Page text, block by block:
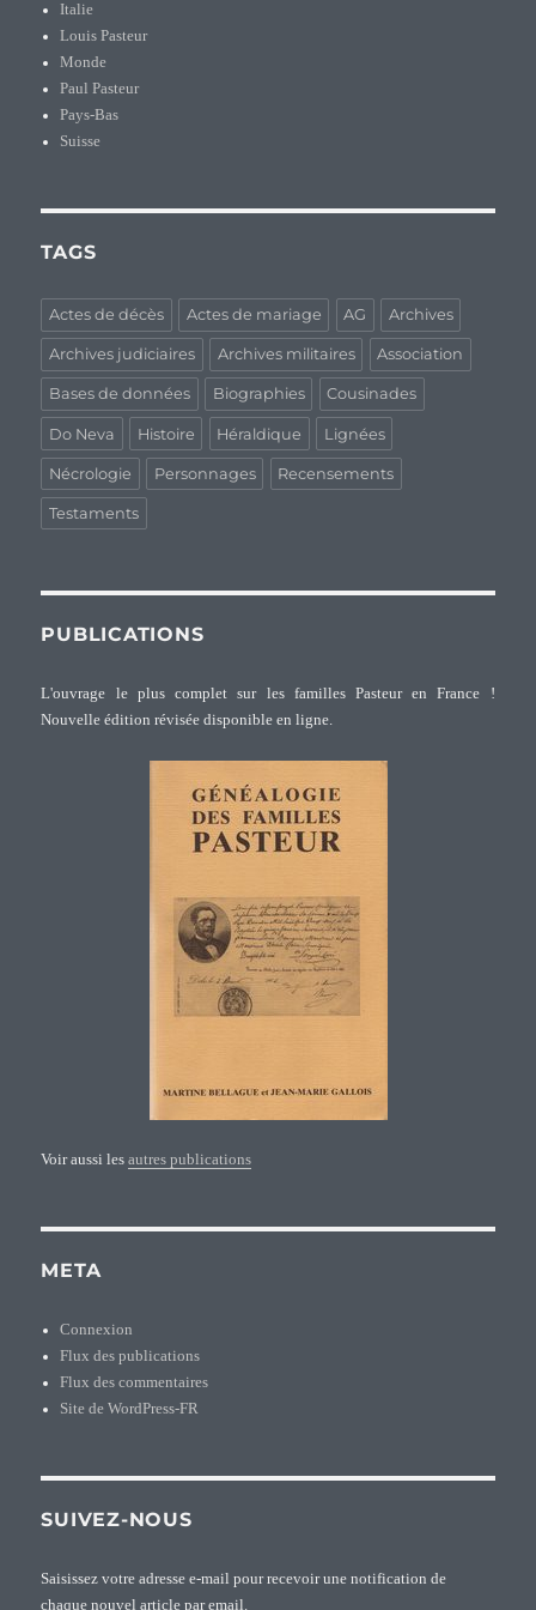
Italie
Louis Pasteur
Monde
Paul Pasteur
Pays-Bas
Suisse
TAGS
Actes de décès Actes de mariage AG Archives
Archives judiciaires Archives militaires Association
Bases de données Biographies Cousinades
Do Neva Histoire Héraldique Lignées
Nécrologie Personnages Recensements
Testaments
PUBLICATIONS
L'ouvrage le plus complet sur les familles Pasteur en France !
Nouvelle édition révisée disponible en ligne.
Voir aussi lesautres publications
META
Connexion
Flux des publications
Flux des commentaires
Site de WordPress-FR
SUIVEZ-NOUS
Saisissez votre adresse e-mail pour recevoir une notification de
chaque nouvel article par email.